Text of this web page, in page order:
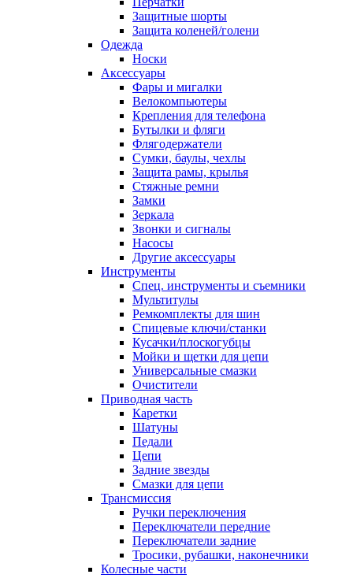
Защитные шорты
Защита коленей/голени
Одежда
Носки
Аксессуары
Фары и мигалки
Велокомпьютеры
Крепления для телефона
Бутылки и фляги
Флягодержатели
Сумки, баулы, чехлы
Защита рамы, крылья
Стяжные ремни
Замки
Зеркала
Звонки и сигналы
Насосы
Другие аксессуары
Инструменты
Спец. инструменты и съемники
Мультитулы
Ремкомплекты для шин
Спицевые ключи/станки
Кусачки/плоскогубцы
Мойки и щетки для цепи
Универсальные смазки
Очистители
Приводная часть
Каретки
Шатуны
Педали
Цепи
Задние звезды
Смазки для цепи
Трансмиссия
Ручки переключения
Переключатели передние
Переключатели задние
Тросики, рубашки, наконечники
Колесные части